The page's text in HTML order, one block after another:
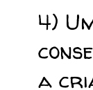
4)
a